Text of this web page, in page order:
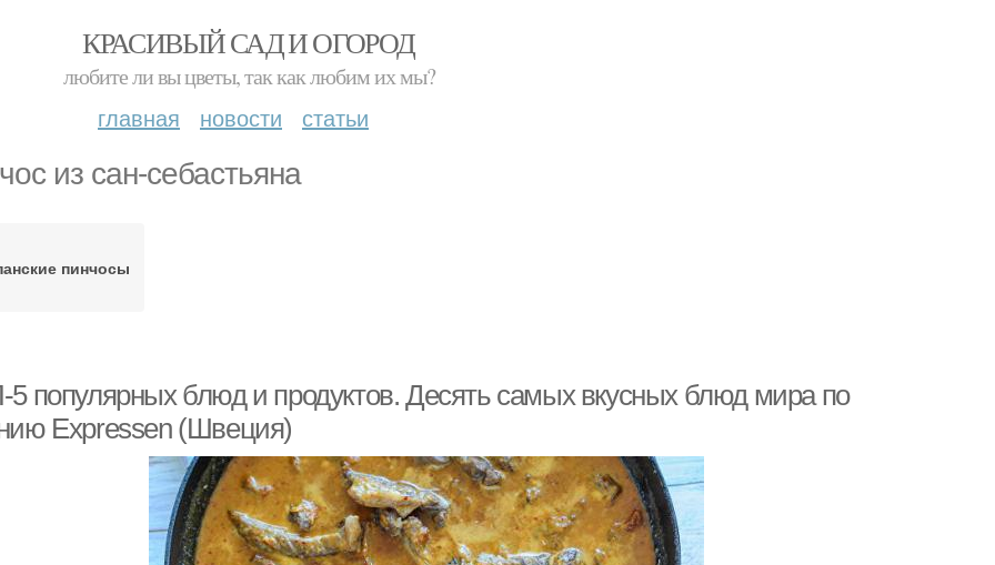
КРАСИВЫЙ САД И ОГОРОД
любите ли вы цветы, так как любим их мы?
главная новости статьи
из сан-себастьяна
пинчосы
популярных блюд и продуктов. Десять самых вкусных блюд мира по
Expressen (Швеция)